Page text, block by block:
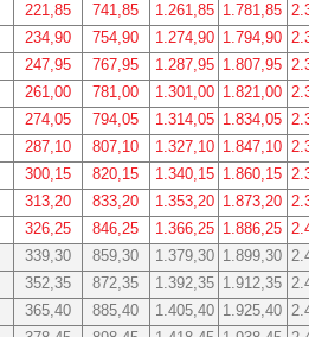
221,85
741,85 1.261,85 1.781,85
234,90
754,90 1.274,90 1.794,90
247,95
767,95 1.287,95 1.807,95
261,00
781,00 1.301,00 1.821,00
274,05
794,05 1.314,05 1.834,05
287,10
807,10 1.327,10 1.847,10
300,15
820,15 1.340,15 1.860,15
313,20
833,20 1.353,20 1.873,20
326,25
846,25 1.366,25 1.886,25
339,30
859,30 1.379,30 1.899,30
352,35
872,35 1.392,35 1.912,35
365,40
885,40 1.405,40 1.925,40